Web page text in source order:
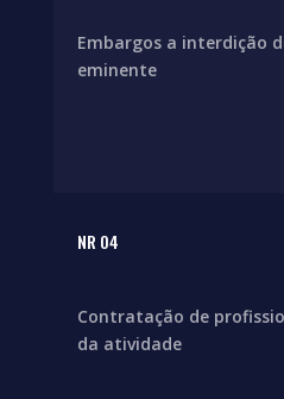
Embargos a interdição
eminente
NR 04
Contratação de
da atividade